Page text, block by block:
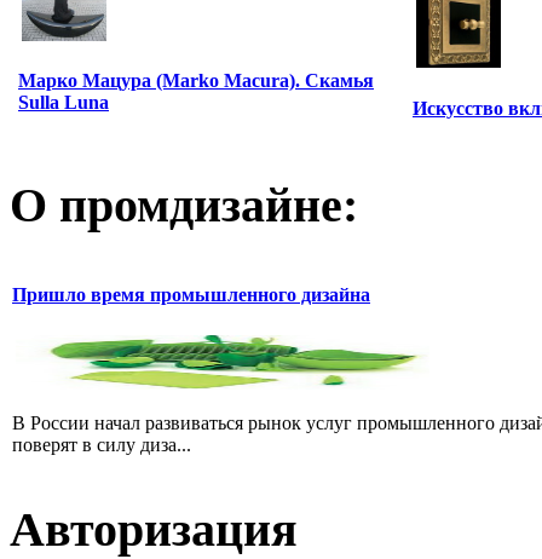
Марко Мацура (Marko Macura). Скамья
Sulla Luna
Искусство
О промдизайне:
Пришло время промышленного дизайна
В России начал развиваться рынок услуг промышленного
поверят в силу диза...
Авторизация